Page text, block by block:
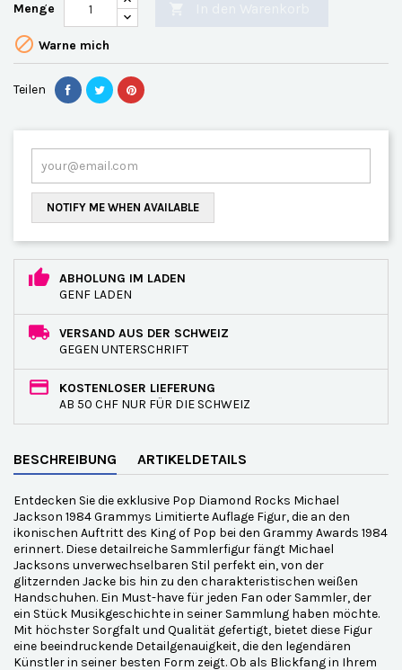
Menge
 Warne mich
Teilen
NOTIFY ME WHEN AVAILABLE
ABHOLUNG IM LADEN
GENF LADEN
VERSAND AUS DER SCHWEIZ
GEGEN UNTERSCHRIFT
KOSTENLOSER LIEFERUNG
AB 50 CHF NUR FÜR DIE SCHWEIZ
BESCHREIBUNG ARTIKELDETAILS
Entdecken Sie die exklusive Pop Diamond Rocks Michael
Jackson 1984 Grammys Limitierte Auflage Figur, die an den
ikonischen Auftritt des King of Pop bei den Grammy Awards 1984
erinnert. Diese detailreiche Sammlerfigur fängt Michael
Jacksons unverwechselbaren Stil perfekt ein, von der
glitzernden Jacke bis hin zu den charakteristischen weißen
Handschuhen. Ein Must-have für jeden Fan oder Sammler, der
ein Stück Musikgeschichte in seiner Sammlung haben möchte.
Mit höchster Sorgfalt und Qualität gefertigt, bietet diese Figur
eine beeindruckende Detailgenauigkeit, die den legendären
Künstler in seiner besten Form zeigt. Ob als Blickfang in Ihrem